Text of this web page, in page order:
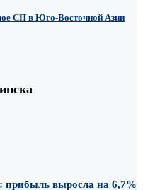
СП в Юго-Восточной Азии
прибыль выросла на 6,7%